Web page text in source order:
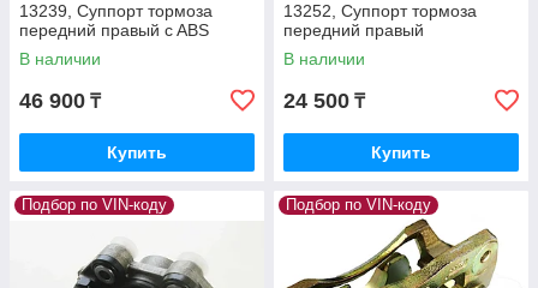
13239, Суппорт тормоза
передний правый c ABS
В наличии
46 900 ₸
Купить
13252, Суппорт тормоза
передний правый
В наличии
24 500 ₸
Купить
Подбор по VIN-коду Подбор по VIN-коду